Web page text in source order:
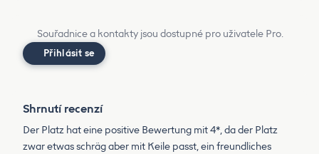
Souřadnice a kontakty jsou dostupné pro uživatele Pro.
Přihlásit se
Shrnutí recenzí
Der Platz hat eine positive Bewertung mit 4*, da der Platz
zwar etwas schräg aber mit Keile passt, ein freundliches